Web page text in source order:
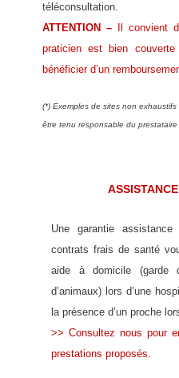
téléconsultation.
ATTENTION –
Il convient
praticien est bien
bénéficier d’un
(*) Exemples de sites non
être tenu responsable du prestataire
Une garantie
contrats frais de santé
aide à domicile (garde
d’animaux) lors d’une
la présence d’un proche
>> Consultez nous pour
prestations proposés.